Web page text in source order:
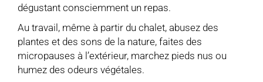
dégustant consciemment un repas.
Au travail, même à partir du chalet, abusez des
plantes et des sons de la nature, faites des
micropauses à l’extérieur, marchez pieds nus ou
humez des odeurs végétales.